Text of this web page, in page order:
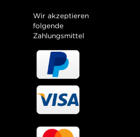
Wir akzeptieren
folgende
Zahlungsmittel